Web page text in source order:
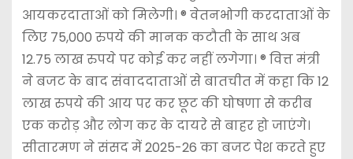
आयकरदाताओं को मिलेगी। ® वेतनभोगी करदाताओं के
लिए 75,000 रुपये की मानक कटौती के साथ अब
12.75 लाख रुपये पर कोई कर नहीं लगेगा। ® वित्त मंत्री
ने बजट के बाद संवाददाताओं से बातचीत में कहा कि 12
लाख रुपये की आय पर कर छूट की घोषणा से करीब
एक करोड़ और लोग कर के दायरे से बाहर हो जाएंगे।
सीतारमण ने संसद में 2025-26 का बजट पेश करते हुए